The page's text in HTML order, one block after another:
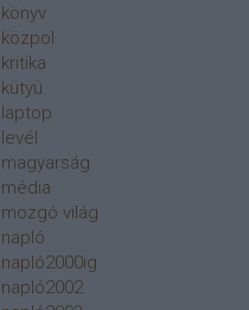
könyv
közpol
kritika
kütyü
laptop
levél
magyarság
média
mozgó világ
napló
napló2000ig
napló2002